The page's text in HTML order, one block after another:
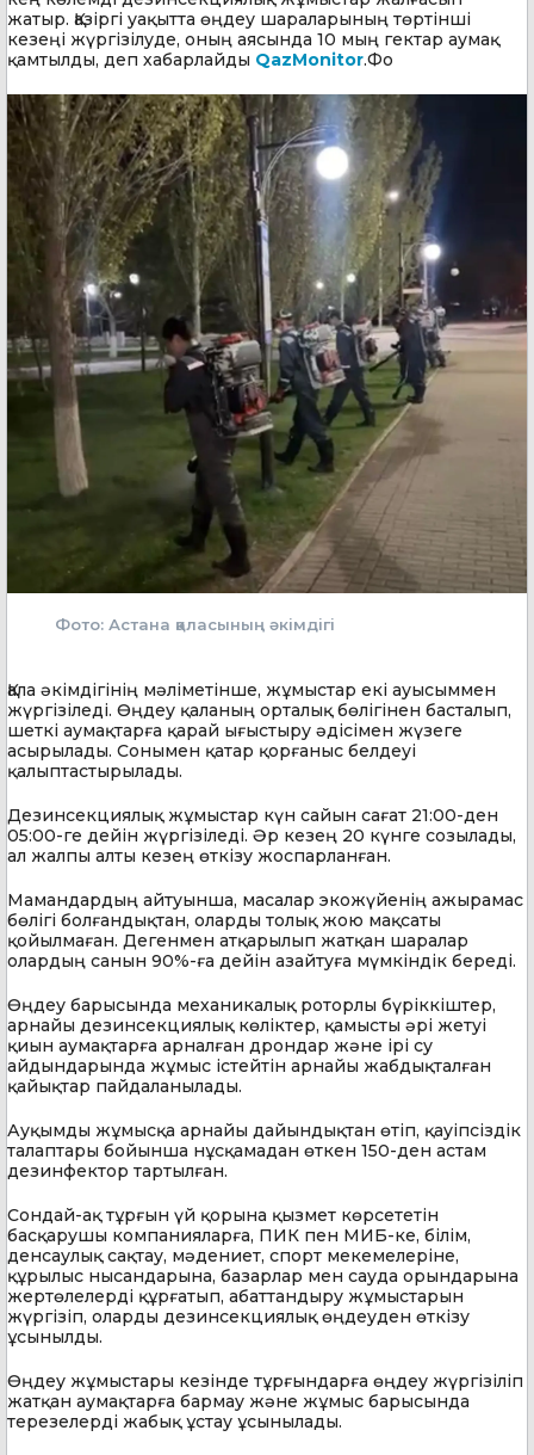
жатыр. Қазіргі уақытта өңдеу шараларының төртінші
кезеңі жүргізілуде, оның аясында 10 мың гектар аумақ
қамтылды, деп хабарлайды QazMonitor.Фо
Фото: Астана қаласының әкімдігі
Қала әкімдігінің мәліметінше, жұмыстар екі ауысыммен
жүргізіледі. Өңдеу қаланың орталық бөлігінен басталып,
шеткі аумақтарға қарай ығыстыру әдісімен жүзеге
асырылады. Сонымен қатар қорғаныс белдеуі
қалыптастырылады.
Дезинсекциялық жұмыстар күн сайын сағат 21:00-ден
05:00-ге дейін жүргізіледі. Әр кезең 20 күнге созылады,
ал жалпы алты кезең өткізу жоспарланған.
Мамандардың айтуынша, масалар экожүйенің ажырамас
бөлігі болғандықтан, оларды толық жою мақсаты
қойылмаған. Дегенмен атқарылып жатқан шаралар
олардың санын 90%-ға дейін азайтуға мүмкіндік береді.
Өңдеу барысында механикалық роторлы бүріккіштер,
арнайы дезинсекциялық көліктер, қамысты әрі жетуі
қиын аумақтарға арналған дрондар және ірі су
айдындарында жұмыс істейтін арнайы жабдықталған
қайықтар пайдаланылады.
Ауқымды жұмысқа арнайы дайындықтан өтіп, қауіпсіздік
талаптары бойынша нұсқамадан өткен 150-ден астам
дезинфектор тартылған.
Сондай-ақ тұрғын үй қорына қызмет көрсететін
басқарушы компанияларға, ПИК пен МИБ-ке, білім,
денсаулық сақтау, мәдениет, спорт мекемелеріне,
құрылыс нысандарына, базарлар мен сауда орындарына
жертөлелерді құрғатып, абаттандыру жұмыстарын
жүргізіп, оларды дезинсекциялық өңдеуден өткізу
ұсынылды.
Өңдеу жұмыстары кезінде тұрғындарға өңдеу жүргізіліп
жатқан аумақтарға бармау және жұмыс барысында
терезелерді жабық ұстау ұсынылады.